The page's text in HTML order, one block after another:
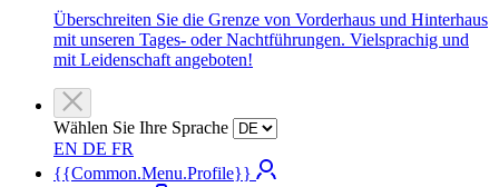
Überschreiten Sie die Grenze von Vorderhaus und Hinterhaus
mit unseren Tages- oder Nachtführungen. Vielsprachig und
mit Leidenschaft angeboten!
Wählen Sie Ihre Sprache
EN DE FR
{{Common.Menu.Profile}}